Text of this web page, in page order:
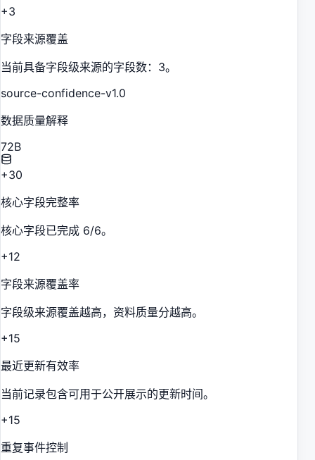
+3
字段来源覆盖
当前具备字段级来源的字段数：3。
source-confidence-v1.0
数据质量解释
72B
+30
核心字段完整率
核心字段已完成 6/6。
+12
字段来源覆盖率
字段级来源覆盖越高，资料质量分越高。
+15
最近更新有效率
当前记录包含可用于公开展示的更新时间。
+15
重复事件控制